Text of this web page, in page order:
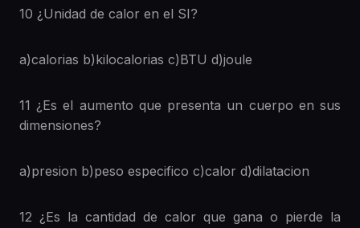
10 ¿Unidad de calor en el SI?
a)calorias b)kilocalorias c)BTU d)joule
11 ¿Es el aumento que presenta un cuerpo en sus
dimensiones?
a)presion b)peso especifico c)calor d)dilatacion
12 ¿Es la cantidad de calor que gana o pierde la